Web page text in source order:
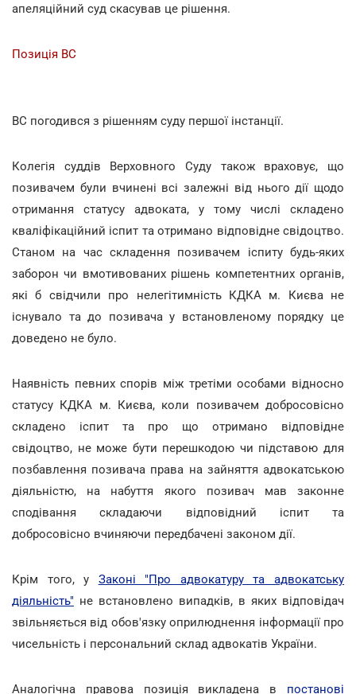
апеляційний суд скасував це рішення.
Позиція ВС
ВС погодився з рішенням суду першої інстанції.
Колегія суддів Верховного Суду також враховує, що
позивачем були вчинені всі залежні від нього дії щодо
отримання статусу адвоката, у тому числі складено
кваліфікаційний іспит та отримано відповідне свідоцтво.
Станом на час складення позивачем іспиту будь-яких
заборон чи вмотивованих рішень компетентних органів,
які б свідчили про нелегітимність КДКА м. Києва не
існувало та до позивача у встановленому порядку це
доведено не було.
Наявність певних спорів між третіми особами відносно
статусу КДКА м. Києва, коли позивачем добросовісно
складено іспит та про що отримано відповідне
свідоцтво, не може бути перешкодою чи підставою для
позбавлення позивача права на зайняття адвокатською
діяльністю, на набуття якого позивач мав законне
сподівання складаючи відповідний іспит та
добросовісно вчиняючи передбачені законом дії.
Крім того, у Законі "Про адвокатуру та адвокатську
діяльність" не встановлено випадків, в яких відповідач
звільняється від обов'язку оприлюднення інформації про
чисельність і персональний склад адвокатів України.
Аналогічна правова позиція викладена в постанові